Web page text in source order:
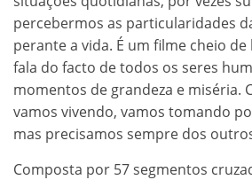
percebermos as particularidades
perante a vida. É um filme cheio
fala do facto de todos os seres
momentos de grandeza e miséria.
vamos vivendo, vamos tomando
mas precisamos sempre dos
Composta por 57 segmentos